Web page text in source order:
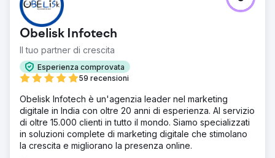
Obelisk Infotech
Il tuo partner di crescita
Esperienza comprovata
59 recensioni
Obelisk Infotech è un'agenzia leader nel marketing
digitale in India con oltre 20 anni di esperienza. Al servizio
di oltre 15.000 clienti in tutto il mondo. Siamo specializzati
in soluzioni complete di marketing digitale che stimolano
la crescita e migliorano la presenza online.